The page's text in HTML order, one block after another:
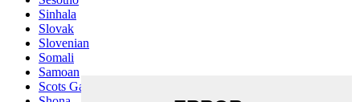
Sinhala
Slovak
Slovenian
Somali
Samoan
Scots Gaelic